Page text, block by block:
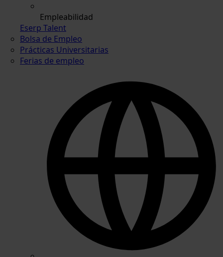
Empleabilidad
Eserp Talent
Bolsa de Empleo
Prácticas Universitarias
Ferias de empleo